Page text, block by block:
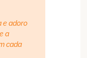
e adoro
a
cada